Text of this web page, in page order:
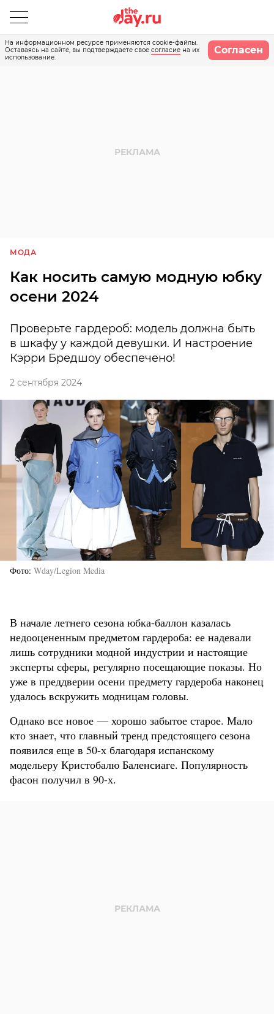
На информационном ресурсе применяются cookie-файлы.
Оставаясь на сайте, вы подтверждаете свое согласие на их
использование.
Согласен
МОДА
Как носить самую модную юбку
осени 2024
Проверьте гардероб: модель должна быть
в шкафу у каждой девушки. И настроение
Кэрри Бредшоу обеспечено!
2 сентября 2024
Фото Wday/Legion Media
В начале летнего сезона юбка-баллон казалась
недооцененным предметом гардероба: ее надевали
лишь сотрудники модной индустрии и настоящие
эксперты сферы, регулярно посещающие показы. Но
уже в преддверии осени предмету гардероба наконец
удалось вскружить модницам головы.
Однако все новое — хорошо забытое старое. Мало
кто знает, что главный тренд предстоящего сезона
появился еще в 50-х благодаря испанскому
модельеру Кристобалю Баленсиаге. Популярность
фасон получил в 90-х.